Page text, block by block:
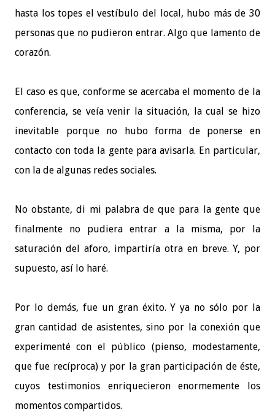
hasta los topes el vestíbulo del local, hubo más de 30
personas que no pudieron entrar. Algo que lamento de
corazón.
El caso es que, conforme se acercaba el momento de la
conferencia, se veía venir la situación, la cual se hizo
inevitable porque no hubo forma de ponerse en
contacto con toda la gente para avisarla. En particular,
con la de algunas redes sociales.
No obstante, di mi palabra de que para la gente que
finalmente no pudiera entrar a la misma, por la
saturación del aforo, impartiría otra en breve. Y, por
supuesto, así lo haré.
Por lo demás, fue un gran éxito. Y ya no sólo por la
gran cantidad de asistentes, sino por la conexión que
experimenté con el público (pienso, modestamente,
que fue recíproca) y por la gran participación de éste,
cuyos testimonios enriquecieron enormemente los
momentos compartidos.